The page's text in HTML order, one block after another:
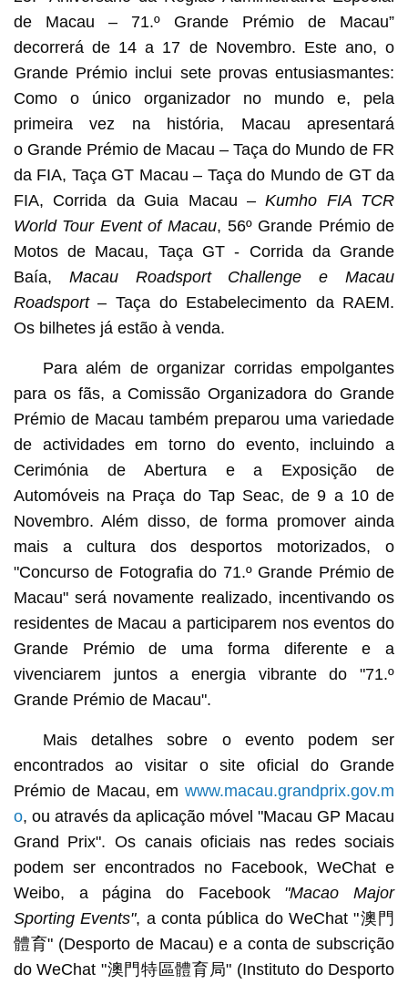
de Macau – 71.º Grande Prémio de Macau”
decorrerá de 14 a 17 de Novembro. Este ano, o
Grande Prémio inclui sete provas entusiasmantes:
Como o único organizador no mundo e, pela
primeira vez na história, Macau apresentará
o Grande Prémio de Macau – Taça do Mundo de FR
da FIA, Taça GT Macau – Taça do Mundo de GT da
FIA, Corrida da Guia Macau –Kumho FIA TCR
World Tour Event of Macau, 56º Grande Prémio de
Motos de Macau, Taça GT - Corrida da Grande
Baía, Macau Roadsport Challenge e
Macau
Roadsport– Taça do Estabelecimento da RAEM.
Os bilhetes já estão à venda.
Para além de organizar corridas empolgantes
para os fãs, a Comissão Organizadora do Grande
Prémio de Macau também preparou uma variedade
de actividades em torno do evento, incluindo a
Cerimónia de Abertura e a Exposição de
Automóveis na Praça do Tap Seac, de 9 a 10 de
Novembro. Além disso, de forma promover ainda
mais a cultura dos desportos motorizados, o
"Concurso de Fotografia do 71.º Grande Prémio de
Macau" será novamente realizado, incentivando os
residentes de Macau a participarem nos eventos do
Grande Prémio de uma forma diferente e a
vivenciarem juntos a energia vibrante do "71.º
Grande Prémio de Macau".
Mais detalhes sobre o evento podem ser
encontrados ao visitar o site oficial do Grande
Prémio de Macau, emwww.macau.grandprix.gov.m
o, ou através da aplicação móvel "Macau GP Macau
Grand Prix". Os canais oficiais nas redes sociais
podem ser encontrados no Facebook, WeChat e
Weibo, a página do Facebook "Macao Major
Sporting Events", a conta pública do WeChat "澳門
體育" (Desporto de Macau) e a conta de subscrição
do WeChat "澳門特區體育局" (Instituto do Desporto